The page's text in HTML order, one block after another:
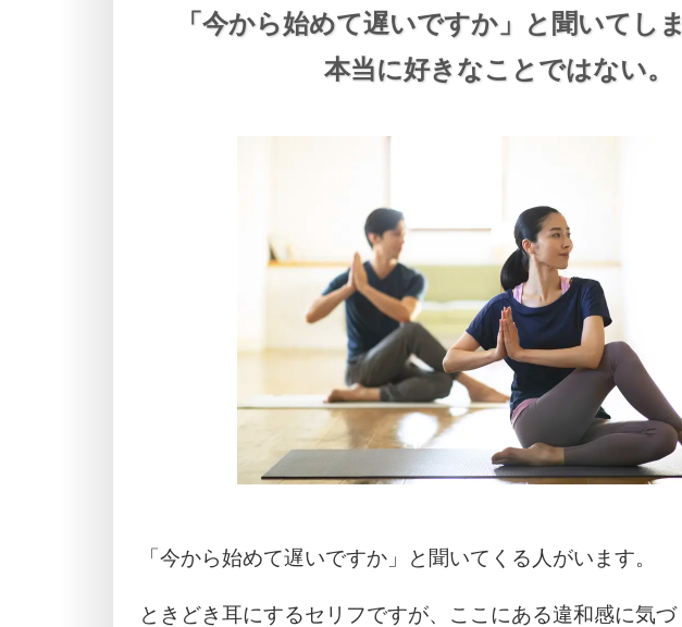
「今から始めて遅いですか」と聞いてし
本当に好きなことではない。
「今から始めて遅いですか」と聞いてくる人がいます。
ときどき耳にするセリフですが、ここにある違和感に気づ